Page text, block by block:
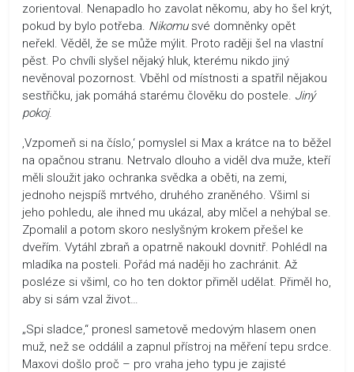
zorientoval. Nenapadlo ho zavolat někomu, aby ho šel krýt,
pokud by bylo potřeba. Nikomusvé domněnky opět
neřekl. Věděl, že se může mýlit. Proto raději šel na vlastní
pěst. Po chvíli slyšel nějaký hluk, kterému nikdo jiný
nevěnoval pozornost. Vběhl od místnosti a spatřil nějakou
sestřičku, jak pomáhá starému člověku do postele. Jiný
pokoj.
‚Vzpomeň si na číslo,‘ pomyslel si Max a krátce na to běžel
na opačnou stranu. Netrvalo dlouho a viděl dva muže, kteří
měli sloužit jako ochranka svědka a oběti, na zemi,
jednoho nejspíš mrtvého, druhého zraněného. Všiml si
jeho pohledu, ale ihned mu ukázal, aby mlčel a nehýbal se.
Zpomalil a potom skoro neslyšným krokem přešel ke
dveřím. Vytáhl zbraň a opatrně nakoukl dovnitř. Pohlédl na
mladíka na posteli. Pořád má naději ho zachránit. Až
posléze si všiml, co ho ten doktor přiměl udělat. Přiměl ho,
aby si sám vzal život…
„Spi sladce,“ pronesl sametově medovým hlasem onen
muž, než se oddálil a zapnul přístroj na měření tepu srdce.
Maxovi došlo proč – pro vraha jeho typu je zajisté